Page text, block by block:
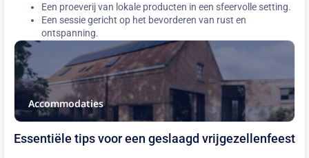
Een proeverij van lokale producten in een sfeervolle setting.
Een sessie gericht op het bevorderen van rust en
ontspanning.
Accommodaties
Essentiële tips voor een geslaagd vrijgezellenfeest